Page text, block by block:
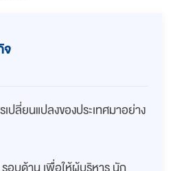
จ
ปลี่ยนแปลงของประเทศมาอย่าง